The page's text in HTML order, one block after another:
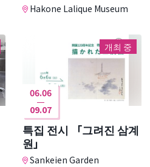
Hakone Lalique Museum
개최 중
06.06
09.07
특집 전시 「그려진 삼계
원」
Sankeien Garden